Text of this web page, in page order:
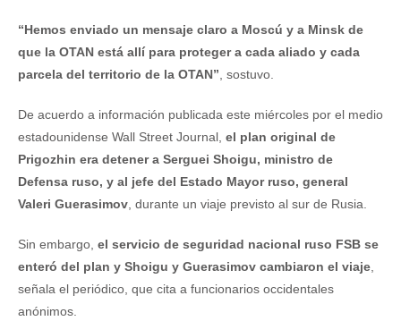
“Hemos enviado un mensaje claro a Moscú y a Minsk de
que la OTAN está allí para proteger a cada aliado y cada
parcela del territorio de la OTAN” , sostuvo.
De acuerdo a información publicada este miércoles por el medio
estadounidense Wall Street Journal, el plan original de
Prigozhin era detener a Serguei Shoigu, ministro de
Defensa ruso, y al jefe del Estado Mayor ruso, general
Valeri Guerasimov , durante un viaje previsto al sur de Rusia.
Sin embargo, el servicio de seguridad nacional ruso FSB se
enteró del plan y Shoigu y Guerasimov cambiaron el viaje
señala el periódico, que cita a funcionarios occidentales
anónimos.